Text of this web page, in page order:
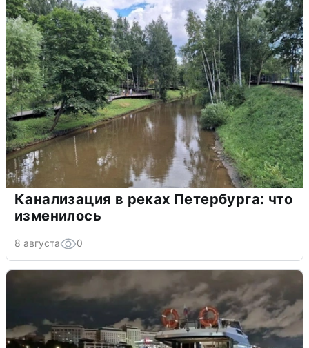
Канализация в реках Петербурга: что
изменилось
8 августа 0